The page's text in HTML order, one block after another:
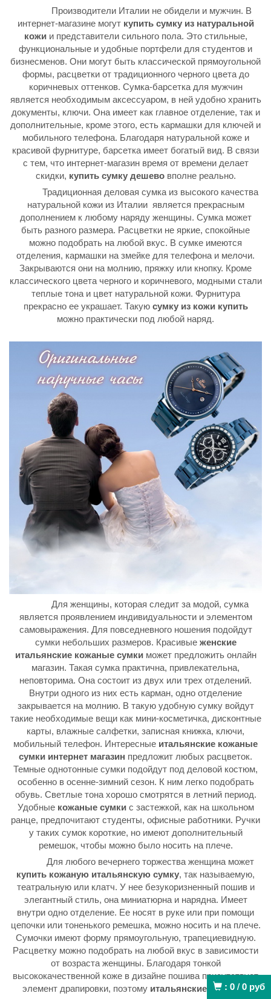
: 0/0 руб
Производители Италии не обидели и мужчин. В
интернет-магазине могут купить сумку из натуральной
кожи и представители сильного пола. Это стильные,
функциональные и удобные портфели для студентов и
бизнесменов. Они могут быть классической прямоугольной
формы, расцветки от традиционного черного цвета до
коричневых оттенков. Сумка-барсетка для мужчин
является необходимым аксессуаром, в ней удобно хранить
документы, ключи. Она имеет как главное отделение, так и
дополнительные, кроме этого, есть кармашки для ключей и
мобильного телефона. Благодаря натуральной коже и
красивой фурнитуре, барсетка имеет богатый вид. В связи
с тем, что интернет-магазин время от времени делает
скидки, купить сумку дешево вполне реально.
Традиционная деловая сумка из высокого качества
натуральной кожи из Италии является прекрасным
дополнением к любому наряду женщины. Сумка может
быть разного размера. Расцветки не яркие, спокойные
можно подобрать на любой вкус. В сумке имеются
отделения, кармашки на змейке для телефона и мелочи.
Закрываются они на молнию, пряжку или кнопку. Кроме
классического цвета черного и коричневого, модными стали
теплые тона и цвет натуральной кожи. Фурнитура
прекрасно ее украшает. Такую сумку из кожи купить
можно практически под любой наряд.
Для женщины, которая следит за модой, сумка
является проявлением индивидуальности и элементом
самовыражения. Для повседневного ношения подойдут
сумки небольших размеров. Красивые женские
итальянские кожаные сумкиможет предложить онлайн
магазин. Такая сумка практична, привлекательна,
неповторима. Она состоит из двух или трех отделений.
Внутри одного из них есть карман, одно отделение
закрывается на молнию. В такую удобную сумку войдут
такие необходимые вещи как мини-косметичка, дисконтные
карты, влажные салфетки, записная книжка, ключи,
мобильный телефон. Интересные итальянские кожаные
сумки интернет магазин предложит любых расцветок.
Темные однотонные сумки подойдут под деловой костюм,
особенно в осенне-зимний сезон. К ним легко подобрать
обувь. Светлые тона хорошо смотрятся в летний период.
Удобные кожаные сумки с застежкой, как на школьном
ранце, предпочитают студенты, офисные работники. Ручки
у таких сумок короткие, но имеют дополнительный
ремешок, чтобы можно было носить на плече.
Для любого вечернего торжества женщина может
купить кожаную итальянскую сумку, так называемую,
театральную или клатч. У нее безукоризненный пошив и
элегантный стиль, она миниатюрна и нарядна. Имеет
внутри одно отделение. Ее носят в руке или при помощи
цепочки или тоненького ремешка, можно носить и на плече.
Сумочки имеют форму прямоугольную, трапециевидную.
Расцветку можно подобрать на любой вкус в зависимости
от возраста женщины. Благодаря тонкой
высококачественной коже в дизайне пошива присутствует
элемент драпировки, поэтому итальянские кожаные